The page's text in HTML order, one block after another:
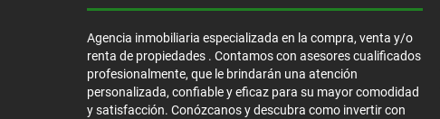
Agencia inmobiliaria especializada en la compra, venta y/o
renta de propiedades . Contamos con asesores cualificados
profesionalmente, que le brindarán una atención
personalizada, confiable y eficaz para su mayor comodidad
y satisfacción. Conózcanos y descubra como invertir con